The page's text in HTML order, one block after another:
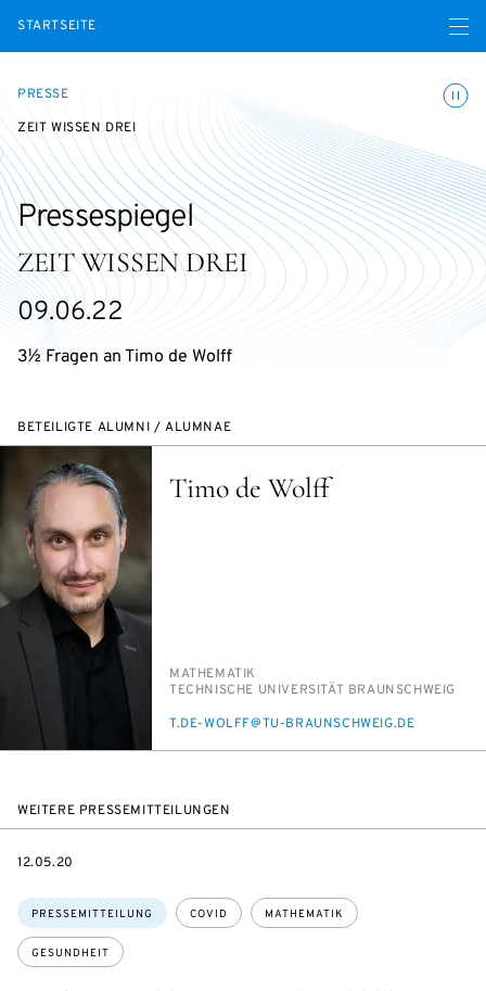
STARTSEITE Menü
PRESSE
ZEIT WISSEN DREI
ZEIT WISSEN DREI
Pressespiegel
09.06.22
3½ Fragen an Timo de Wolff
BETEILIGTE ALUMNI / ALUMNAE
Timo de Wolff
PERSON_RESEARCH_SUBJECT
MA­THE­MA­TIK
INSTITUTION
TECH­NI­SCHE UNI­VER­SI­TÄT BRAUN­SCHWEIG
E-
T.DE-WOLFF@TU-BRAUN­SCHWEIG.DE
WEITERE PRESSEMITTEILUNGEN
Themen:
PRESSEMITTEILUNG COVID MATHEMATIK
GESUNDHEIT
DATE
12.05.20